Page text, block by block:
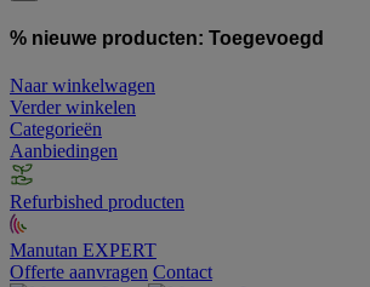
% nieuwe producten: Toegevoegd
Naar winkelwagen
Verder winkelen
Categorieën
Aanbiedingen
Refurbished producten
Manutan EXPERT
Offerte aanvragen Contact